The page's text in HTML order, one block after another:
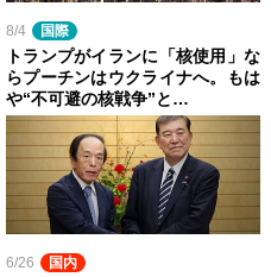
8/4 国際
トランプがイランに「核使用」な
らプーチンはウクライナへ。もは
や“不可避の核戦争”と…
6/26 国内